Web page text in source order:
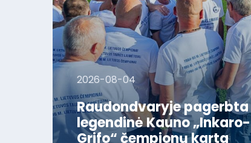
2026-08-04
Raudondvaryje pagerbta
legendinė Kauno „Inkaro-
Grifo“ čempionų karta